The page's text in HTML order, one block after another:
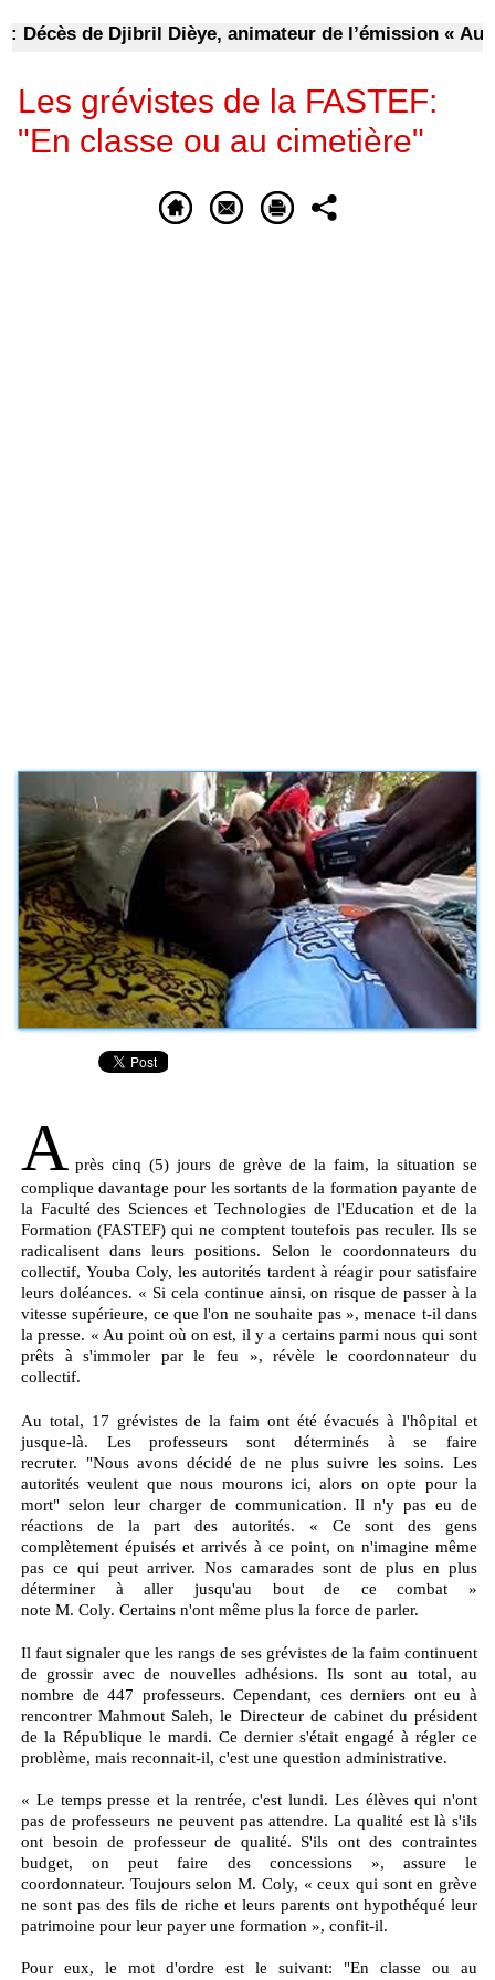
de Djibril Dièye, animateur de l’émission « Auto
Les grévistes de la FASTEF:
"En classe ou au cimetière"
A près cinq (5) jours de grève de la faim, la situation se
complique davantage pour les sortants de la formation payante de
la Faculté des Sciences et Technologies de l'Education et de la
Formation (FASTEF) qui ne comptent toutefois pas reculer. Ils se
radicalisent dans leurs positions. Selon le coordonnateurs du
collectif,Youba Coly, les autorités tardent à réagir pour satisfaire
leurs doléances. « Si cela continue ainsi, on risque de passer à la
vitesse supérieure, ce que l'on ne souhaite pas », menace t-il dans
la presse. « Au point où on est, il y a certains parmi nous qui sont
prêts à s'immoler par le feu »,révèle le coordonnateur du
collectif.
Au total, 17 grévistes de la faim ont été évacués à l'hôpital et
jusque-là. Les professeurs sont déterminés à se faire
recruter. "Nous avons décidé de ne plus suivre les soins. Les
autorités veulent que nous mouronsici, alors on opte pour la
mort" selon leur charger de communication. Il n'y pas eu de
réactions de la part des autorités. « Ce sont des gens
complètement épuisés et arrivés à ce point, on n'imagine même
pas ce qui peut arriver. Nos camarades sont de plus en plus
déterminer à aller jusqu'au bout de ce combat »
note M. Coly. Certains n'ont même plus la force de parler.
Il faut signaler que les rangs de ses grévistes de la faim continuent
de grossir avec de nouvelles adhésions. Ils sont au total, au
nombre de 447 professeurs. Cependant, ces derniers ont eu à
rencontrerMahmout Saleh, le Directeur de cabinet du président
de la République le mardi. Ce dernier s'était engagé à régler ce
problème, mais reconnait-il, c'est une question administrative.
« Le temps presse et la rentrée, c'est lundi. Les élèves qui n'ont
pas de professeurs ne peuvent pas attendre. La qualité est là s'ils
ont besoin de professeur de qualité. S'ils ont des contraintes
budget, on peut faire des concessions », assure le
coordonnateur. Toujours selonM. Coly, « ceux qui sont en grève
ne sont pas des fils de riche et leurs parents ont hypothéqué leur
patrimoine pour leur payer une formation », confit-il.
Pour eux, le mot d'ordre est le suivant: "En classe ou au